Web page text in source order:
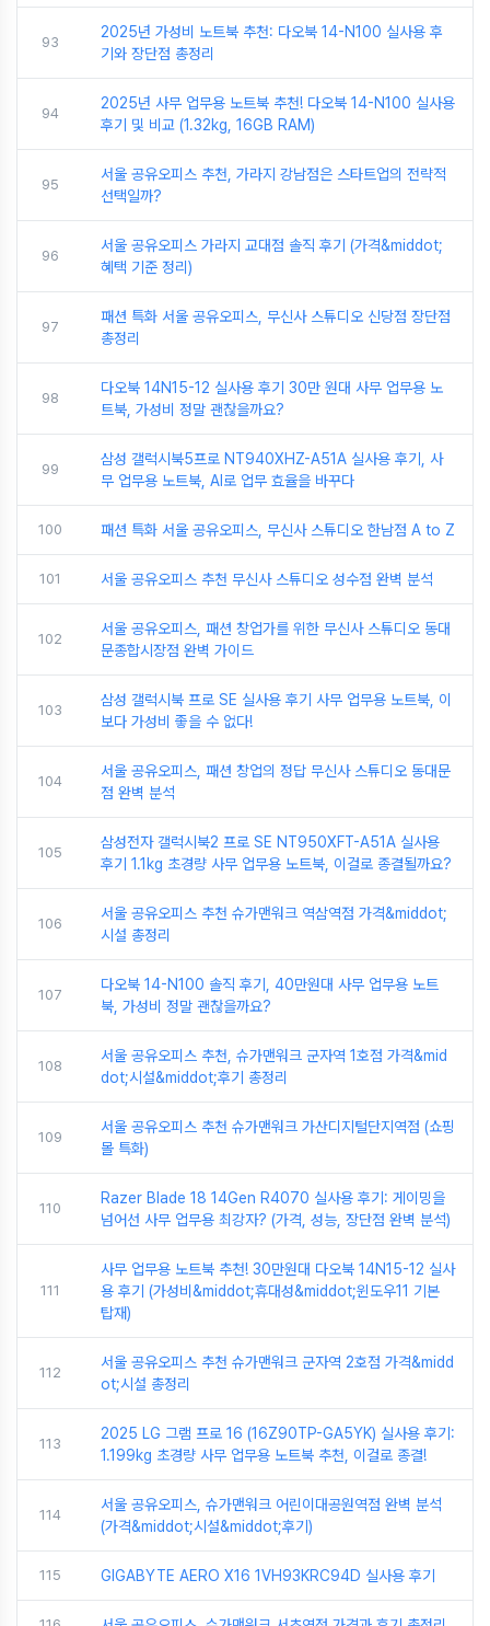
93
2025년 가성비 노트북 추천: 다오북 14-N100 실사용 후
기와 장단점 총정리
94
2025년 사무 업무용 노트북 추천! 다오북 14-N100 실사용
후기 및 비교 (1.32kg, 16GB RAM)
95
서울 공유오피스 추천, 가라지 강남점은 스타트업의 전략적
선택일까?
96
서울 공유오피스 가라지 교대점 솔직 후기 (가격&middot;
혜택 기준 정리)
97
패션 특화 서울 공유오피스, 무신사 스튜디오 신당점 장단점
총정리
98
다오북 14N15-12 실사용 후기 30만 원대 사무 업무용 노
트북, 가성비 정말 괜찮을까요?
99
삼성 갤럭시북5프로 NT940XHZ-A51A 실사용 후기, 사
무 업무용 노트북, AI로 업무 효율을 바꾸다
100 패션 특화 서울 공유오피스, 무신사 스튜디오 한남점 A to Z
101 서울 공유오피스 추천 무신사 스튜디오 성수점 완벽 분석
102
서울 공유오피스, 패션 창업가를 위한 무신사 스튜디오 동대
문종합시장점 완벽 가이드
103
삼성 갤럭시북 프로 SE 실사용 후기 사무 업무용 노트북, 이
보다 가성비 좋을 수 없다!
104
서울 공유오피스, 패션 창업의 정답 무신사 스튜디오 동대문
점 완벽 분석
105
삼성전자 갤럭시북2 프로 SE NT950XFT-A51A 실사용
후기 1.1kg 초경량 사무 업무용 노트북, 이걸로 종결될까요?
106
서울 공유오피스 추천 슈가맨워크 역삼역점 가격&middot;
시설 총정리
107
다오북 14-N100 솔직 후기, 40만원대 사무 업무용 노트
북, 가성비 정말 괜찮을까요?
108
서울 공유오피스 추천, 슈가맨워크 군자역 1호점 가격&mid
dot;시설&middot;후기 총정리
109
서울 공유오피스 추천 슈가맨워크 가산디지털단지역점 (쇼핑
몰 특화)
110
Razer Blade 18 14Gen R4070 실사용 후기: 게이밍을
넘어선 사무 업무용 최강자? (가격, 성능, 장단점 완벽 분석)
111
사무 업무용 노트북 추천! 30만원대 다오북 14N15-12 실사
용 후기 (가성비&middot;휴대성&middot;윈도우11 기본
탑재)
112
서울 공유오피스 추천 슈가맨워크 군자역 2호점 가격&midd
ot;시설 총정리
113
2025 LG 그램 프로 16 (16Z90TP-GA5YK) 실사용 후기:
1.199kg 초경량 사무 업무용 노트북 추천, 이걸로 종결!
114
서울 공유오피스, 슈가맨워크 어린이대공원역점 완벽 분석
(가격&middot;시설&middot;후기)
115 GIGABYTE AERO X16 1VH93KRC94D 실사용 후기